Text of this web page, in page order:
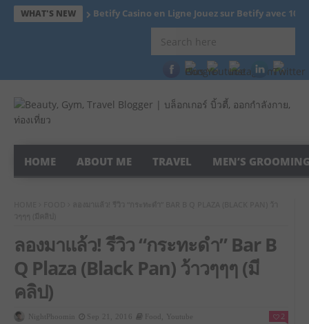
WHAT'S NEW Betify Casino en Ligne Jouez sur Betify avec 1000
HOME ABOUT ME TRAVEL MEN’S
ลองมาแล้ว! รีวิว “กระทะดำ” Bar B
Q Plaza (Black Pan) ว้าวๆๆๆ (มี
คลิป)
NightPhoomin Sep 21, 2016 Food Youtube 2